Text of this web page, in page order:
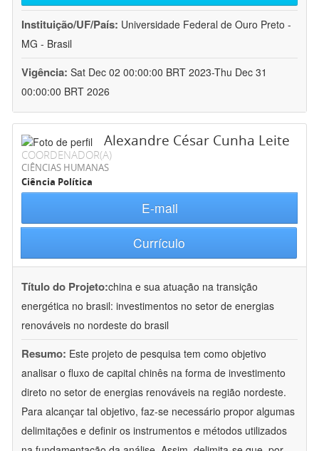
Instituição/UF/País: Universidade Federal de Ouro Preto -
MG - Brasil
Vigência: Sat Dec 02 00:00:00 BRT 2023-Thu Dec 31
00:00:00 BRT 2026
Alexandre César Cunha Leite
COORDENADOR(A)
CIÊNCIAS HUMANAS
Ciência Política
E-mail
Currículo
Título do Projeto:china e sua atuação na transição
energética no brasil: investimentos no setor de energias
renováveis no nordeste do brasil
Resumo: Este projeto de pesquisa tem como objetivo
analisar o fluxo de capital chinês na forma de investimento
direto no setor de energias renováveis na região nordeste.
Para alcançar tal objetivo, faz-se necessário propor algumas
delimitações e definir os instrumentos e métodos utilizados